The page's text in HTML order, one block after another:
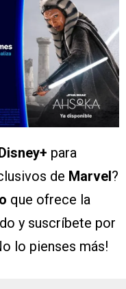
para
de Marvel?
que ofrece la
y suscríbete por
lo pienses más!